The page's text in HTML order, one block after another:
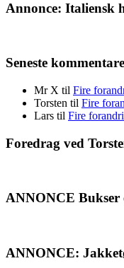
Annonce: Italiensk
Seneste
Mr X til Fire
Torsten til Fire
Lars til Fire
Foredrag ved
ANNONCE Bukser
ANNONCE: